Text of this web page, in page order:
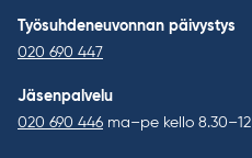
Työsuhdeneuvonnan päivystys
020 690 447
Jäsenpalvelu
020 690 446 ma–pe kello 8.30–12